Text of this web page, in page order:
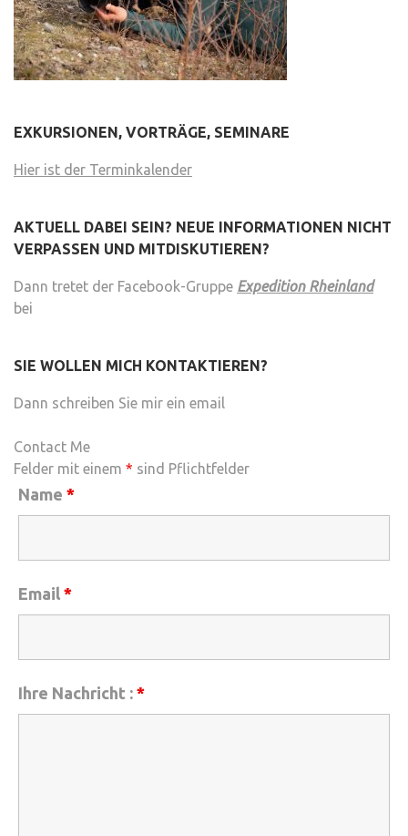
EXKURSIONEN, VORTRÄGE, SEMINARE
Hier ist der Terminkalender
AKTUELL DABEI SEIN? NEUE INFORMATIONEN NICHT
VERPASSEN UND MITDISKUTIEREN?
Dann tretet der Facebook-Gruppe Expedition Rheinland
bei
SIE WOLLEN MICH KONTAKTIEREN?
Dann schreiben Sie mir ein email
Contact Me
Felder mit einem * sind Pflichtfelder
Name *
Email *
Ihre Nachricht : *